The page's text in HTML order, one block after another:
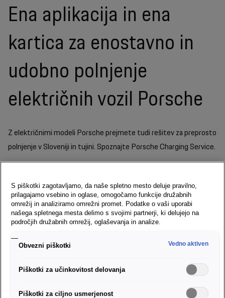
Ena aplikacija in ena
kartica za enostavno in
udobno polnjenje
električnih vozil Porsche
Z električnimi modeli Porsche prejmete tudi rešitev za preprosto
polnjenje v Sloveniji in tujini. Spoznajte Porsche Charging Service.
Porsche Charging Service je celovita storitev, s katero lastnikom
električnih vozil Porsche omogočamo dostop do približno 800.000 javnih
polnilnih mest po vsej Evropi.Gre za centralizirano rešitev, ki omogoča
polnjenje vašega vozila na številnih polnilnicah različnih ponudnikov, ne da
bi morali sklepati pogodbe z vsakim posameznim ponudnikom.
S piškotki zagotavljamo, da naše spletno mesto deluje pravilno,
prilagajamo vsebino in oglase, omogočamo funkcije družabnih
omrežij in analiziramo omrežni promet. Podatke o vaši uporabi
našega spletnega mesta delimo s svojimi partnerji, ki delujejo na
področjih družabnih omrežij, oglaševanja in analize.
Obvezni piškotki Vedno aktiven
Piškotki za učinkovitost delovanja
Piškotki za ciljno usmerjenost